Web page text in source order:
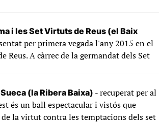
i les Set Virtuts de Reus (el Baix
per primera vegada l'any 2015 en el
Reus. A càrrec de la germandat dels Set
(la Ribera Baixa) - recuperat per al
és un ball espectacular i vistós que
la virtut contra les temptacions dels set